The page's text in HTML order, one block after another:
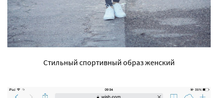
Стильный спортивный образ женский